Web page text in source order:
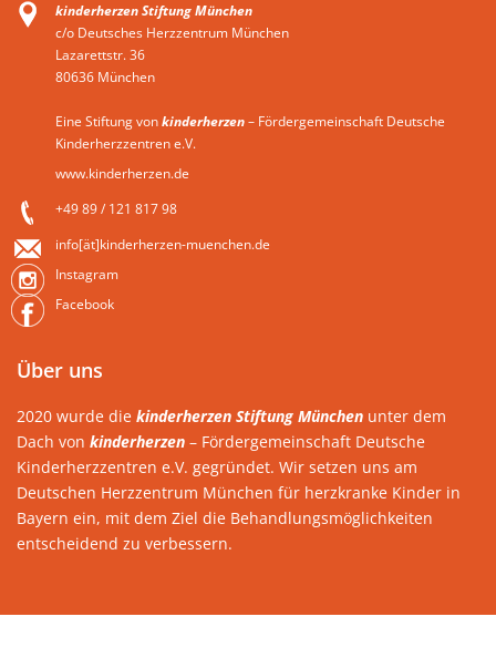
kinderherzen Stiftung München
c/o Deutsches Herzzentrum München
Lazarettstr. 36
80636 München
Eine Stiftung vonkinderherzen– Fördergemeinschaft Deutsche
Kinderherzzentren e.V.
www.kinderherzen.de
+49 89 / 121 817 98
info[ät]kinderherzen-muenchen.de
Instagram
Facebook
Über uns
2020 wurde die kinderherzen Stiftung München unter dem
Dach von kinderherzen – Fördergemeinschaft Deutsche
Kinderherzzentren e.V. gegründet. Wir setzen uns am
Deutschen Herzzentrum München für herzkranke Kinder in
Bayern ein, mit dem Ziel die Behandlungsmöglichkeiten
entscheidend zu verbessern.